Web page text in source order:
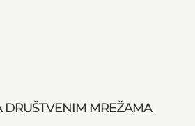
DRUŠTVENIM MREŽAMA